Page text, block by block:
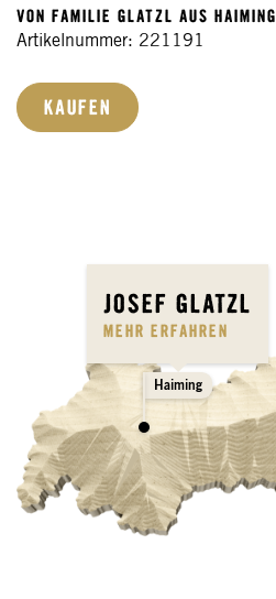
VON FAMILIE GLATZL AUS HAIMING
Artikelnummer: 221191
KAUFEN
Haiming
JOSEF GLATZL
MEHR ERFAHREN